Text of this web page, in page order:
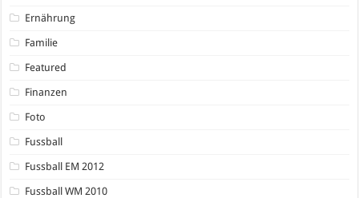
Ernährung
Familie
Featured
Finanzen
Foto
Fussball
Fussball EM 2012
Fussball WM 2010